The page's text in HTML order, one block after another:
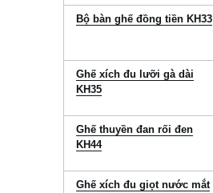
Bộ bàn ghế đồng tiền KH33
Ghế xích đu lưỡi gà dài
KH35
Ghế thuyền đan rối đen
KH44
Ghế xích đu giọt nước mắt